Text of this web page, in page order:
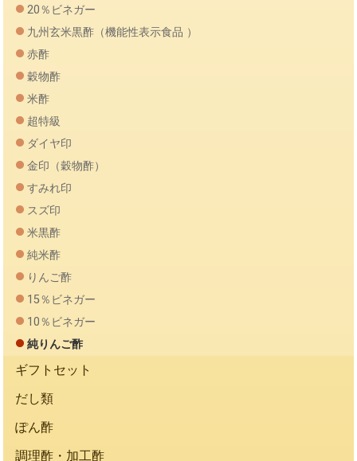
20％ビネガー
九州玄米黒酢（機能性表示食品 ）
赤酢
穀物酢
米酢
超特級
ダイヤ印
金印（穀物酢）
すみれ印
スズ印
米黒酢
純米酢
りんご酢
15％ビネガー
10％ビネガー
純りんご酢
ギフトセット
だし類
ぽん酢
調理酢・加工酢